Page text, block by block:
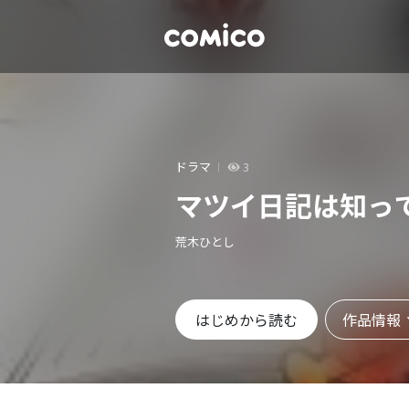
ドラマ 3
マツイ日記は知っ
荒木ひとし
はじめから読む 作品情報